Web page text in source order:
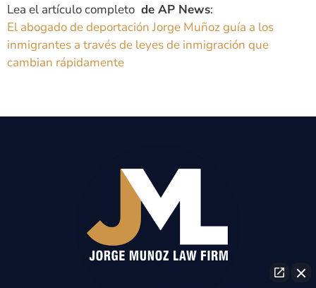
Lea el artículo completo de AP News:
El abogado de deportación Jorge Muñoz guía a los
inmigrantes a través de leyes de inmigración que
cambian rápidamente